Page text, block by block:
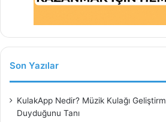
Son Yazılar
KulakApp Nedir? Müzik Kulağı
Duyduğunu Tanı